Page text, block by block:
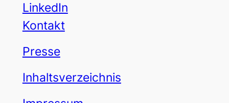
LinkedIn
Kontakt
Presse
Inhaltsverzeichnis